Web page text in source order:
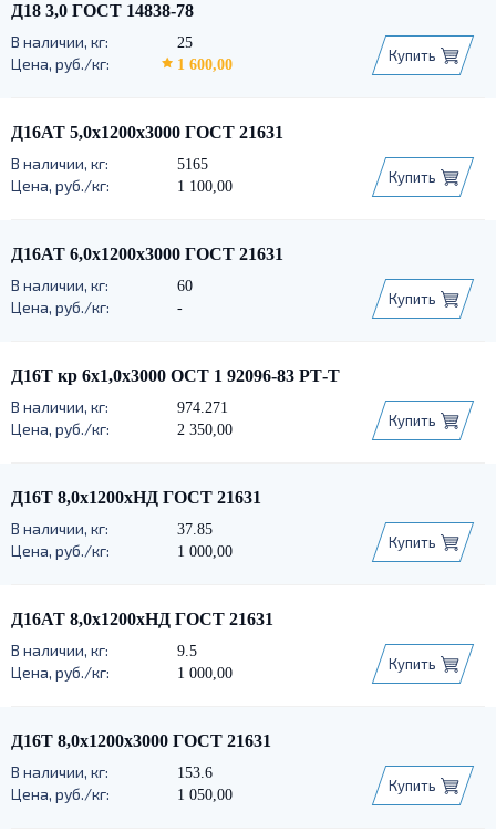
Д18 3,0 ГОСТ 14838-78
25
1 600,00
Купить
Д16АТ 5,0х1200х3000 ГОСТ 21631
5165
1 100,00
Купить
Д16АТ 6,0х1200х3000 ГОСТ 21631
60
-
Купить
Д16Т кр 6х1,0х3000 ОСТ 1 92096-83 РТ-Т
974.271
2 350,00
Купить
Д16Т 8,0х1200хНД ГОСТ 21631
37.85
1 000,00
Купить
Д16АТ 8,0х1200хНД ГОСТ 21631
9.5
1 000,00
Купить
Д16Т 8,0х1200х3000 ГОСТ 21631
153.6
1 050,00
Купить